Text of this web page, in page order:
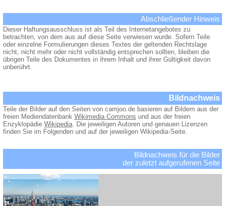
Abschließender Hinweis
Dieser Haftungsausschluss ist als Teil des Internetangebotes zu
betrachten, von dem aus auf diese Seite verwiesen wurde. Sofern Teile
oder einzelne Formulierungen dieses Textes der geltenden Rechtslage
nicht, nicht mehr oder nicht vollständig entsprechen sollten, bleiben die
übrigen Teile des Dokumentes in ihrem Inhalt und ihrer Gültigkeit davon
unberührt.
Bildnachweis
Teile der Bilder auf den Seiten von camjoo.de basieren auf Bildern aus der
freien Mediendatenbank Wikimedia Commons und aus der freien
Enzyklopädie Wikipedia . Die jeweiligen Autoren und genauen Lizenzen
finden Sie im Folgenden und auf der jeweiligen Wikipedia-Seite.
Bildnachweis für die Bilder
der zuletzt aufgerufenen Seite